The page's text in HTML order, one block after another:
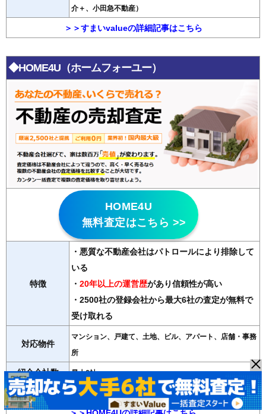
介＋、小田急不動産）
＞＞すまいvalueの詳細記事はこちら
◆HOME4U（ホームフォーユー）
HOME4U
無料査定はこちら >>
特徴
・悪質な不動産会社はパトロールにより排除して
いる
・ 20年以上の運営歴があり信頼性が高い
・2500社の登録会社から最大6社の査定が無料で
受け取れる
対応物件
マンション、戸建て、土地、ビル、アパート、店舗・事務
所
紹介会社数 最大6社
運営会社 NTTデータ・ウィズ（東証プライム子会社）